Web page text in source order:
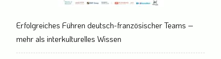
Erfolgreiches Führen deutsch-französischer Teams –
mehr als interkulturelles Wissen